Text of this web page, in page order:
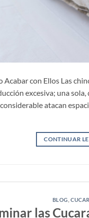
Acabar con Ellos Las
excesiva; una
atacan
CONTINUAR
BLOG ,
las